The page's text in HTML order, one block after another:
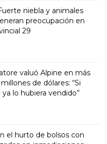
niebla y animales
preocupación en
29
valuó Alpine en más
de dólares: “Si
lo hubiera vendido”
el hurto de bolsos con